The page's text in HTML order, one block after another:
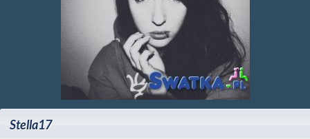
Stella17